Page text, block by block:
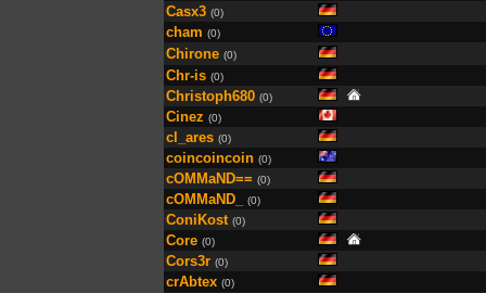
Casx3 (0)
cham (0)
Chirone (0)
Chr-is (0)
Christoph680 (0)
Cinez (0)
cl_ares (0)
coincoincoin (0)
cOMMaND== (0)
cOMMaND_ (0)
ConiKost (0)
Core (0)
Cors3r (0)
crAbtex (0)